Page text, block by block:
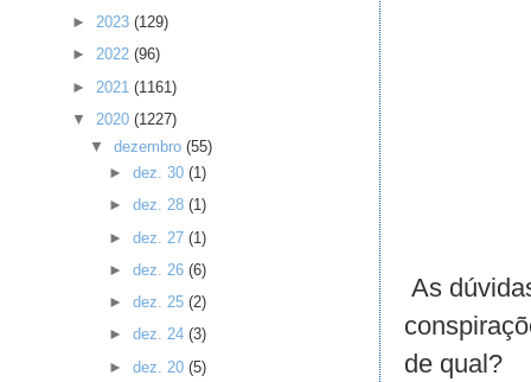
As
de qual?
► 2023 (129)
► 2022 (96)
► 2021 (1161)
▼ 2020 (1227)
▼dezembro(55)
► dez. 30 (1)
► dez. 28 (1)
► dez. 27 (1)
► dez. 26 (6)
► dez. 25 (2)
► dez. 24 (3)
► dez. 20 (5)